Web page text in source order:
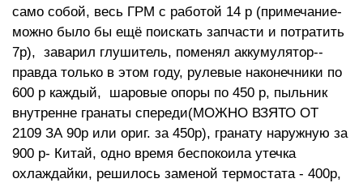
само собой, весь ГРМ с работой 14 р (примечание-
можно было бы ещё поискать запчасти и потратить
7р), заварил глушитель, поменял аккумулятор--
правда только в этом году, рулевые наконечники по
600 р каждый, шаровые опоры по 450 р, пыльник
внутренне гранаты спереди(МОЖНО ВЗЯТО ОТ
2109 ЗА 90р или ориг. за 450р), гранату наружную за
900 р- Китай, одно время беспокоила утечка
охлаждайки, решилось заменой термостата - 400р,